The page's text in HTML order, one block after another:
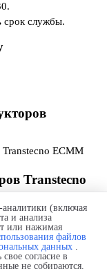
срок службы.
Transtecno
редукторов
(включая
и анализа
или нажимая
файлов
данных .
согласие в
не собираются.